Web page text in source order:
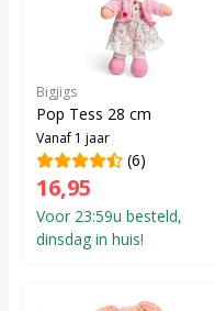
Bigjigs
Pop Tess 28 cm
Vanaf 1 jaar
(6)
16,95
Voor 23:59u besteld,
dinsdag in huis!